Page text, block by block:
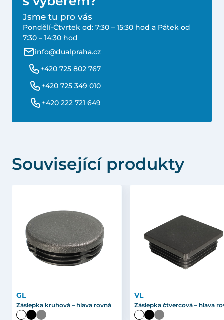
Jsme tu pro vás
Pondělí-Čtvrtek od: 7:30 – 15:30 hod a Pátek od
7:30 – 14:30 hod
info@dualpraha.cz
+420 725 802 767
+420 725 349 010
+420 222 721 649
Související produkty
GL
Záslepka kruhová – hlava rovná
VL
Záslepka čtvercová – hlava